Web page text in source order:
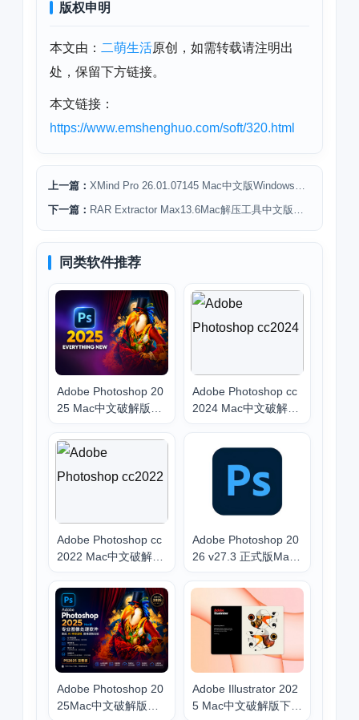
版权申明
本文由： 二萌生活原创，如需转载请注明出
处，保留下方链接。
本文链接：
https://www.emshenghuo.com/soft/320.html
上一篇：
下一篇：
同类软件推荐
Adobe Photoshop 20
25 Mac中文破解版下
Adobe Photoshop cc
2024 Mac中文破解版
Adobe Photoshop cc
2022 Mac中文破解版
2/M3_PS2022 for Ma
c
Adobe Photoshop 20
26 v27.3 正式版Mac
Adobe Photoshop 20
25Mac中文破解版含P
Adobe Illustrator 202
5 Mac中文破解版下载